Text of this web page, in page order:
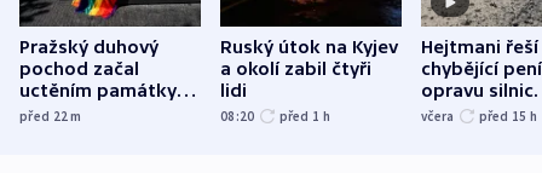
Pražský duhový
pochod začal
uctěním památky
obětí berlínského
před 22m
Ruský útok na Kyjev
a okolí zabil čtyři
lidi
08:20 před 1 h
Hejtmani řeší
chybějící
opravu silnic.
nenárokové,
včera před 15 h